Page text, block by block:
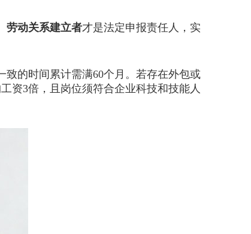
劳动关系建立者才是法定申报责任人，实
的时间累计需满60个月。若存在外包或
资3倍，且岗位须符合企业科技和技能人